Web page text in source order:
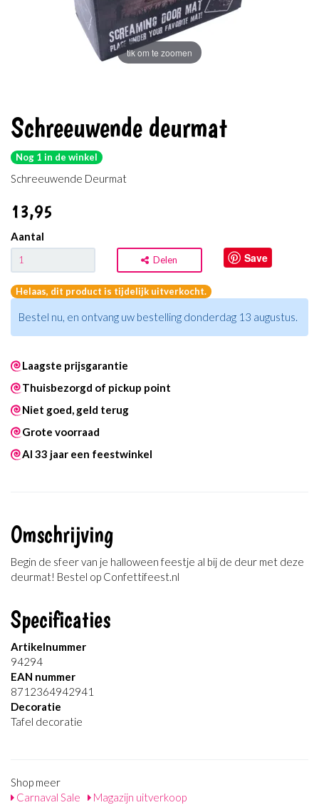
tik om te zoomen
Schreeuwende deurmat
Nog 1 in de winkel
Schreeuwende Deurmat
13,95
Aantal
Delen Save
Helaas, dit product is tijdelijk uitverkocht.
Bestel nu, en ontvang uw bestelling donderdag 13 augustus.
Laagste prijsgarantie
Thuisbezorgd of pickup point
Niet goed, geld terug
Grote voorraad
Al 33 jaar een feestwinkel
Omschrijving
Begin de sfeer van je halloween feestje al bij de deur met deze
deurmat! Bestel op Confettifeest.nl
Specificaties
Artikelnummer
94294
EAN nummer
8712364942941
Decoratie
Tafel decoratie
Shop meer
Carnaval Sale
Magazijn uitverkoop